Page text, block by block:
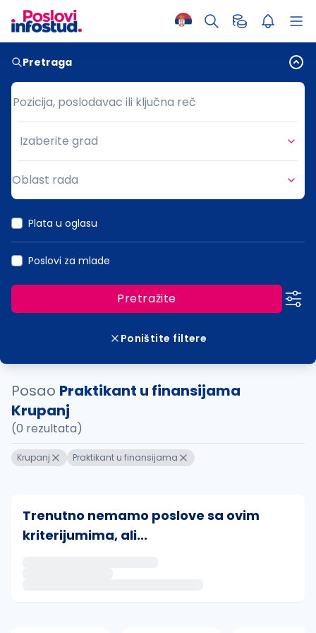
Pretraga
Pozicija, poslodavac ili ključna reč
Pozicija, poslodavac ili ključna reč
Grad
Izaberite grad
Oblast rada
Plata u oglasu
Poslovi za mlade
Pretražite
Poništite filtere
Posao Praktikant u finansijama
Krupanj
(0 rezultata)
Krupanj Praktikant u finansijama
Trenutno nemamo poslove sa ovim
kriterijumima, ali...